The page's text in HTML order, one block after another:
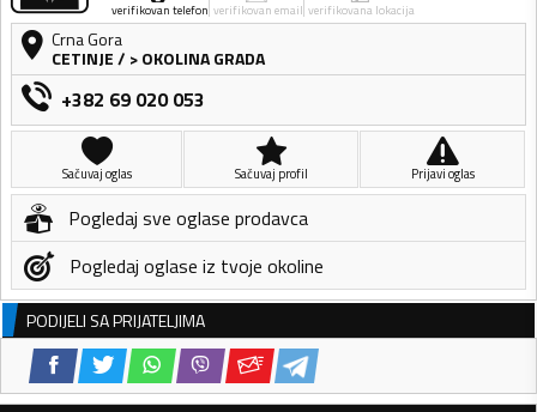
verifikovan telefon verifikovan email verifikovana lokacija
Crna Gora
CETINJE/ > OKOLINA GRADA
+382 69 020 053
Sačuvaj oglas Sačuvaj profil Prijavi oglas
Pogledaj sve oglase prodavca
Pogledaj oglase iz tvoje okoline
PODIJELI SA PRIJATELJIMA